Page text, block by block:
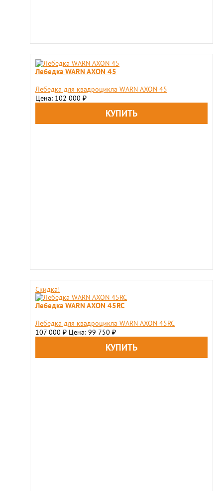
Лебедка WARN AXON 45
Лебедка для квадроцикла WARN AXON 45
Цена: 102 000 ₽
Скидка!
Лебедка WARN AXON 45RC
Лебедка для квадроцикла WARN AXON 45RC
107 000 ₽ Цена: 99 750 ₽